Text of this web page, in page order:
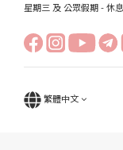
星期三 及 公眾假期 - 休息
繁體中文